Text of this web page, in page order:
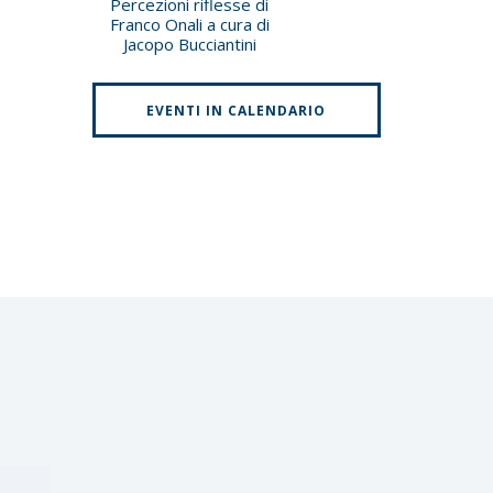
Franco Onali a cura di
Jacopo Bucciantini
EVENTI IN CALENDARIO